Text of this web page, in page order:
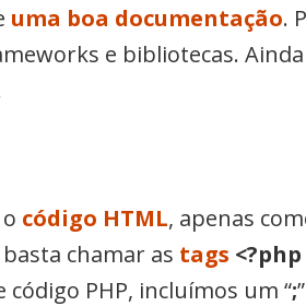
uma boa documentação.
e bibliotecas.
código HTML, apenas
chamar as tags <?php
PHP, incluímos um “;